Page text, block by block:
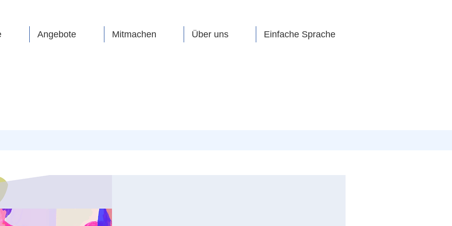
Angebote Mitmachen Über uns Einfache Sprache